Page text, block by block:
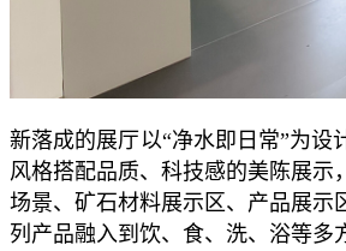
新落成的展厅以“净水即日常”为设
风格搭配品质、科技感的美陈展示
场景、矿石材料展示区、产品展示
列产品融入到饮、食、洗、浴等多